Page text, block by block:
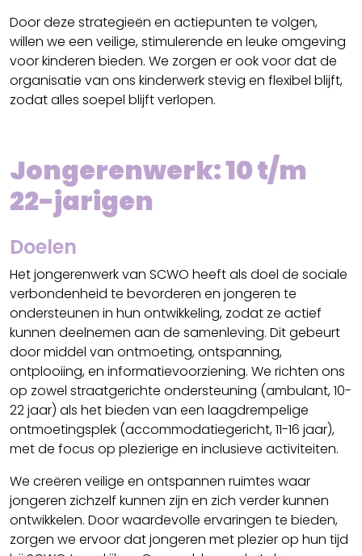
Door deze strategieën en actiepunten te volgen,
willen we een veilige, stimulerende en leuke omgeving
voor kinderen bieden. We zorgen er ook voor dat de
organisatie van ons kinderwerk stevig en flexibel blijft,
zodat alles soepel blijft verlopen.
Jongerenwerk: 10 t/m
22-jarigen
Doelen
Het jongerenwerk van SCWO heeft als doel de sociale
verbondenheid te bevorderen en jongeren te
ondersteunen in hun ontwikkeling, zodat ze actief
kunnen deelnemen aan de samenleving. Dit gebeurt
door middel van ontmoeting, ontspanning,
ontplooiing, en informatievoorziening. We richten ons
op zowel straatgerichte ondersteuning (ambulant, 10-
22 jaar) als het bieden van een laagdrempelige
ontmoetingsplek (accommodatiegericht, 11-16 jaar),
met de focus op plezierige en inclusieve activiteiten.
We creëren veilige en ontspannen ruimtes waar
jongeren zichzelf kunnen zijn en zich verder kunnen
ontwikkelen. Door waardevolle ervaringen te bieden,
zorgen we ervoor dat jongeren met plezier op hun tijd